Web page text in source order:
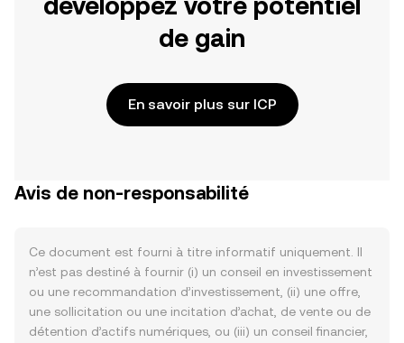
de gain
En savoir plus sur ICP
Avis de non-responsabilité
Ce document est fourni à titre informatif uniquement. Il
n’est pas destiné à fournir (i) un conseil en investissement
ou une recommandation d’investissement, (ii) une offre,
une sollicitation ou une incitation d’achat, de vente ou de
détention d’actifs numériques, ou (iii) un conseil financier,